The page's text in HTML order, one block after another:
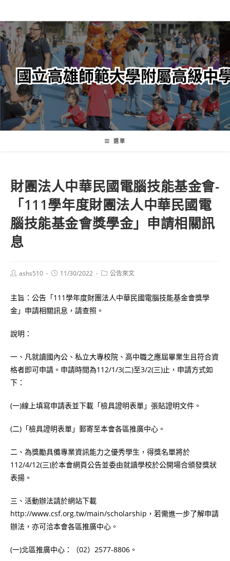
轉
至
主
內
容
選單
財團法人中華民國電腦技能基金會-
「111學年度財團法人中華民國電
腦技能基金會獎學金」申請相關訊
息
Postashs510
Post11/30/2022
Post公告來文
主旨：公告「111學年度財團法人中華民國電腦技能基金會獎學
金」申請相關訊息，請查照。
說明：
一、凡就讀國內公、私立大專校院、高中職之應屆畢業生且符合資
格者即可申請。申請時間為112/1/3(二)至3/2(三)止，申請方式如
下：
(一)線上填寫申請表並下載「檢具證明表單」張貼證明文件。
(二)「檢具證明表單」郵寄至本會各區推廣中心。
二、為獎勵具備專業資訊能力之優秀學生，得獎名單將於
112/4/12(三)於本會網頁公告並委由就讀學校於公開場合頒發獎狀
表揚。
三、活動辦法請於網站下載
http://www.csf.org.tw/main/scholarship，若需進一步了解申請
辦法，亦可洽本會各區推廣中心。
(一)北區推廣中心：（02）2577-8806。